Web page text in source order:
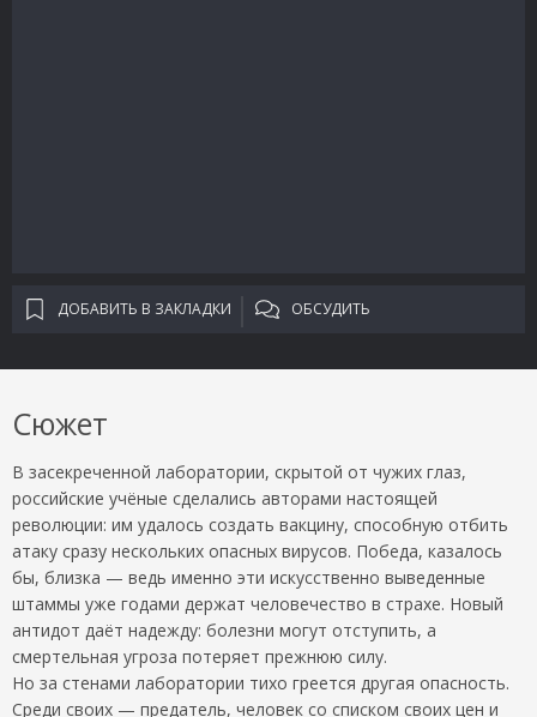
ДОБАВИТЬ В ЗАКЛАДКИ ОБСУДИТЬ
Сюжет
В засекреченной лаборатории, скрытой от чужих глаз,
российские учёные сделались авторами настоящей
революции: им удалось создать вакцину, способную отбить
атаку сразу нескольких опасных вирусов. Победа, казалось
бы, близка — ведь именно эти искусственно выведенные
штаммы уже годами держат человечество в страхе. Новый
антидот даёт надежду: болезни могут отступить, а
смертельная угроза потеряет прежнюю силу.
Но за стенами лаборатории тихо греется другая опасность.
Среди своих — предатель, человек со списком своих цен и